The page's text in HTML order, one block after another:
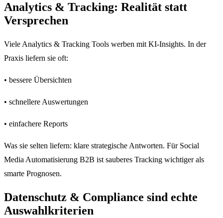
Analytics & Tracking: Realität statt
Versprechen
Viele Analytics & Tracking Tools werben mit KI-Insights. In der
Praxis liefern sie oft:
• bessere Übersichten
• schnellere Auswertungen
• einfachere Reports
Was sie selten liefern: klare strategische Antworten. Für Social
Media Automatisierung B2B ist sauberes Tracking wichtiger als
smarte Prognosen.
Datenschutz & Compliance sind echte
Auswahlkriterien